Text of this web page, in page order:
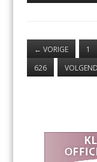
← VORIGE 1
626